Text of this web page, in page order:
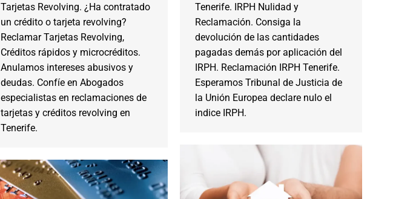
Tarjetas Revolving. ¿Ha contratado
un crédito o tarjeta revolving?
Reclamar Tarjetas Revolving,
Créditos rápidos y microcréditos.
Anulamos intereses abusivos y
deudas. Confíe en Abogados
especialistas en reclamaciones de
tarjetas y créditos revolving en
Tenerife.
Tenerife. IRPH Nulidad y
Reclamación. Consiga la
devolución de las cantidades
pagadas demás por aplicación del
IRPH. Reclamación IRPH Tenerife.
Esperamos Tribunal de Justicia de
la Unión Europea declare nulo el
indice IRPH.